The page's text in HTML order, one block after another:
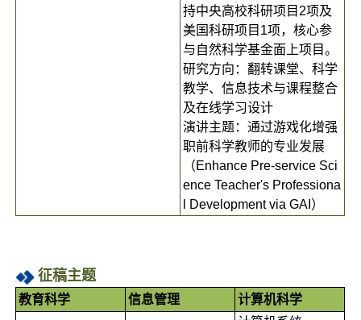
持中央高校科研项目2项及
美国科研项目1项，核心参
与自然科学基金面上项目。
研究方向：翻转课堂、科学
教学、信息技术与课程整合
及在线学习设计
演讲主题：通过游戏化增强
职前科学教师的专业发展
（Enhance Pre-service Sci
ence Teacher's Professiona
l Development via GAI）
征稿主题
教育科学 信息管理
计算机科学